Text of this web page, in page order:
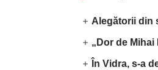
Alegătorii din
„Dor de Mihai
În Vidra, s-a